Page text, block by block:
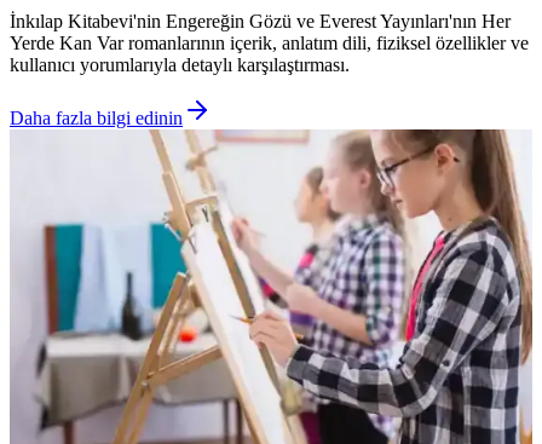
İnkılap Kitabevi'nin Engereğin Gözü ve Everest Yayınları'nın Her
Yerde Kan Var romanlarının içerik, anlatım dili, fiziksel özellikler ve
kullanıcı yorumlarıyla detaylı karşılaştırması.
Daha fazla bilgi edinin